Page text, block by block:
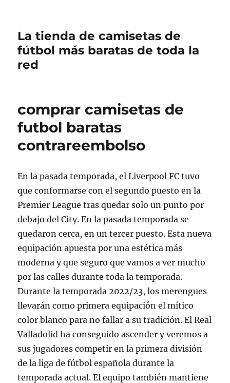
La tienda de camisetas de
fútbol más baratas de toda la
red
comprar camisetas de
futbol baratas
contrareembolso
En la pasada temporada, el Liverpool FC tuvo
que conformarse con el segundo puesto en la
Premier League tras quedar solo un punto por
debajo del City. En la pasada temporada se
quedaron cerca, en un tercer puesto. Esta nueva
equipación apuesta por una estética más
moderna y que seguro que vamos a ver mucho
por las calles durante toda la temporada.
Durante la temporada 2022/23, los merengues
llevarán como primera equipación el mítico
color blanco para no fallar a su tradición. El Real
Valladolid ha conseguido ascender y veremos a
sus jugadores competir en la primera división
de la liga de fútbol española durante la
temporada actual. El equipo también mantiene